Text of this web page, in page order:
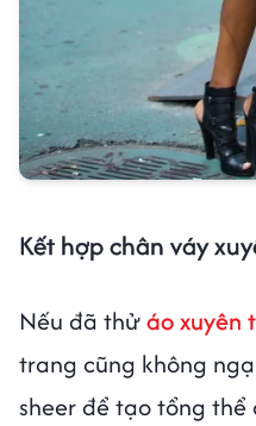
Kết hợp chân váy
Nếu đã thửáo xuyên
trang cũng không
sheer để tạo tổng